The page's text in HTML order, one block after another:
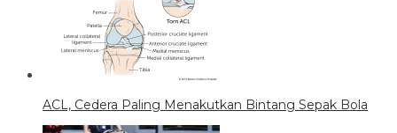
ACL, Cedera Paling Menakutkan Bintang Sepak Bola